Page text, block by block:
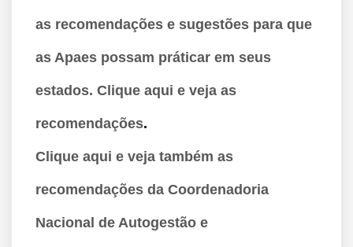
as recomendações e sugestões para que
as Apaes possam práticar em seus
estados. Clique aqui e veja as
recomendações.
Clique aqui e veja também as
recomendações da Coordenadoria
Nacional de Autogestão e